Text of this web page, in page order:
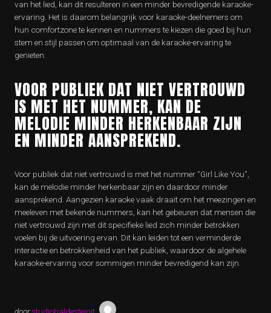
van het lied, kan dit resulteren in een minder bevredigende karaoke-
ervaring. Het is daarom belangrijk voor karaoke-deelnemers om
hun comfortzone te kennen en nummers te kiezen die goed bij hun
stem en stijl passen om optimaal van de karaoke-ervaring te
genieten.
VOOR PUBLIEK DAT NIET VERTROUWD
IS MET HET NUMMER, KAN DE
MELODIE MINDER HERKENBAAR ZIJN
EN MINDER AANSPREKEND.
Voor publiek dat niet vertrouwd is met het nummer “Girl Like You”,
kan de melodie minder herkenbaar zijn en daardoor minder
aansprekend. Aangezien karaoke vaak draait om het meezingen en
meeleven met bekende nummers, kan het gebeuren dat mensen die
niet vertrouwd zijn met dit specifieke lied zich minder betrokken
voelen bij de uitvoering ervan. Dit kan leiden tot een verminderde
interactie en betrokkenheid van het publiek, waardoor de algehele
karaoke-ervaring voor sommigen minder bevredigend kan zijn.